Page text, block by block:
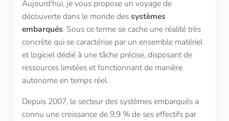
Aujourd’hui, je vous propose un voyage de
découverte dans le monde dessystèmes
embarqués. Sous ce terme se cache une réalité très
concrète qui se caractérise par un ensemble matériel
et logiciel dédié à une tâche précise, disposant de
ressources limitées et fonctionnant de manière
autonome en temps réel.
Depuis 2007, le secteur des systèmes embarqués a
connu une croissance de 9,9 % de ses effectifs par